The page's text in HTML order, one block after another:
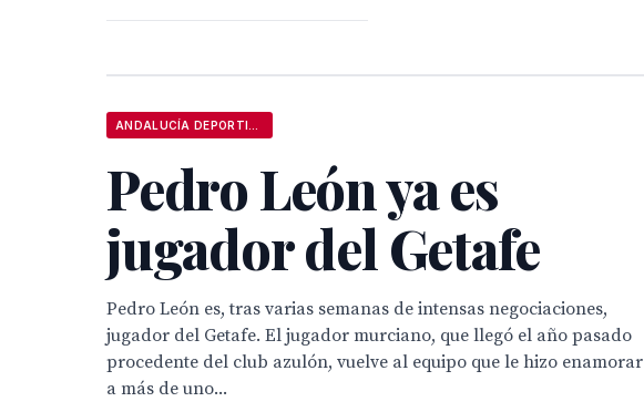
Pedro León ya es
jugador del Getafe
Pedro León es, tras varias semanas de intensas negociaciones,
jugador del Getafe. El jugador murciano, que llegó el año pasado
procedente del club azulón, vuelve al equipo que le hizo enamorar
a más de uno...